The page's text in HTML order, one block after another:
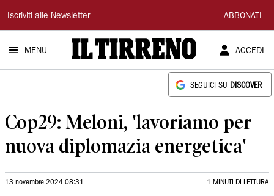
Il
Tirreno
Iscriviti alle Newsletter ABBONATI
MENU ACCEDI
SEGUICI SU DISCOVER
Cop29: Meloni, 'lavoriamo per
nuova diplomazia energetica'
13 novembre 2024 08:31 1 MINUTI DI LETTURA